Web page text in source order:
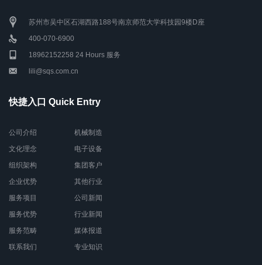
苏州市吴中区石湖西路188号南京师范大学科技园9楼D座
400-070-6900
18962152258 24 Hours 服务
lili@sqs.com.cn
快捷入口 Quick Entry
公司介绍
文化理念
组织架构
企业优势
服务项目
服务优势
服务范畴
联系我们
机械制造
电子设备
集团客户
其他行业
公司新闻
行业新闻
媒体报道
专业知识